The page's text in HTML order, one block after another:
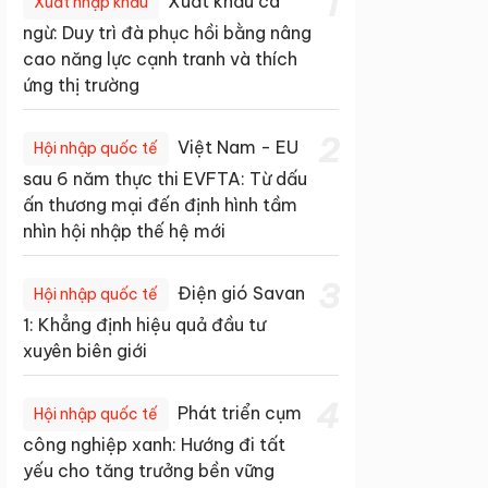
ngừ: Duy trì đà phục hồi bằng nâng
cao năng lực cạnh tranh và thích
ứng thị trường
Hội nhập quốc tế
Việt Nam - EU
sau 6 năm thực thi EVFTA: Từ dấu
ấn thương mại đến định hình tầm
nhìn hội nhập thế hệ mới
Hội nhập quốc tế
Điện gió Savan
1: Khẳng định hiệu quả đầu tư
xuyên biên giới
Hội nhập quốc tế
Phát triển cụm
công nghiệp xanh: Hướng đi tất
yếu cho tăng trưởng bền vững